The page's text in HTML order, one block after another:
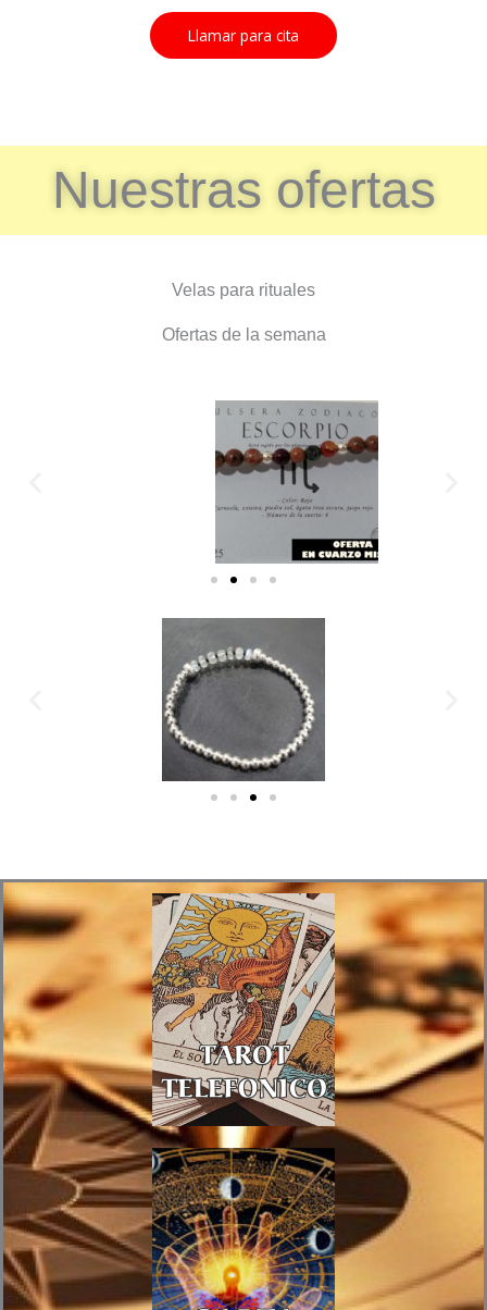
Llamar para cita
Nuestras ofertas
Velas para rituales
Ofertas de la semana